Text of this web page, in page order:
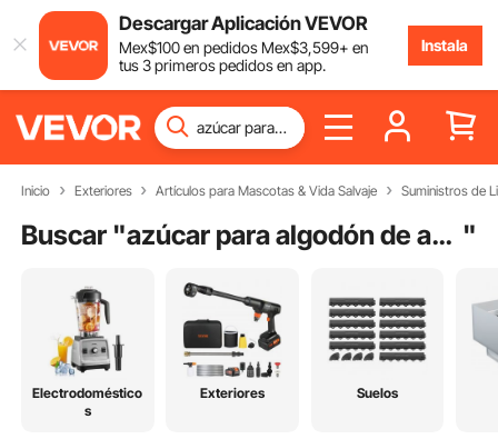
Descargar Aplicación VEVOR
Mex$100en pedidos Mex$3,599+ en
tus 3 primeros pedidos en app.
Instala
Inicio Exteriores Artículos para Mascotas & Vida Salvaje Suministros de
Buscar " azúcar para algodón de azúcar "
Electrodoméstico
s
Exteriores Suelos